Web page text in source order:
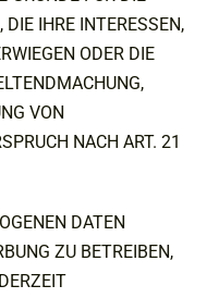
IHRE INTERESSEN,
ODER DIE
VON
NACH ART. 21
DATEN
ZU BETREIBEN,